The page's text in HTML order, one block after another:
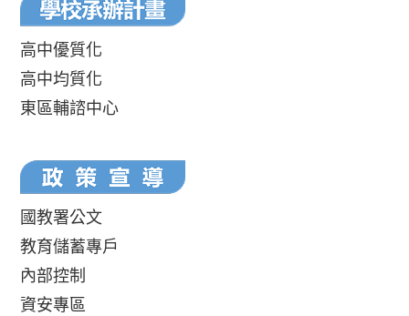
高中優質化
高中均質化
東區輔諮中心
國教署公文
教育儲蓄專戶
內部控制
資安專區